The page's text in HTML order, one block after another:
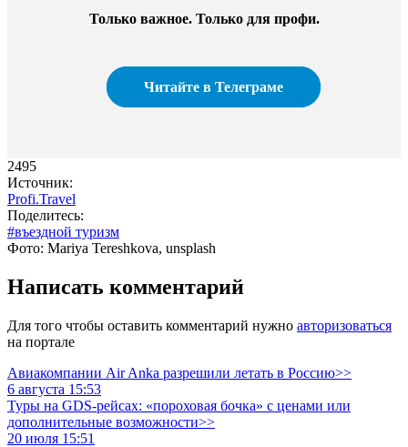
Только важное. Только для профи.​
Читайте в Телеграме
2495
Источник:
Profi.Travel
Поделитесь:
#въездной туризм
Фото: Mariya Tereshkova, unsplash
Написать комментарий
Для того чтобы оставить комментарий нужно авторизоваться
на портале
Авиакомпании Air Anka разрешили летать в Россию>>
6 августа 15:53
Туры на GDS-рейсах: «пороховая бочка» с ценами или
дополнительные возможности>>
20 июля 15:51